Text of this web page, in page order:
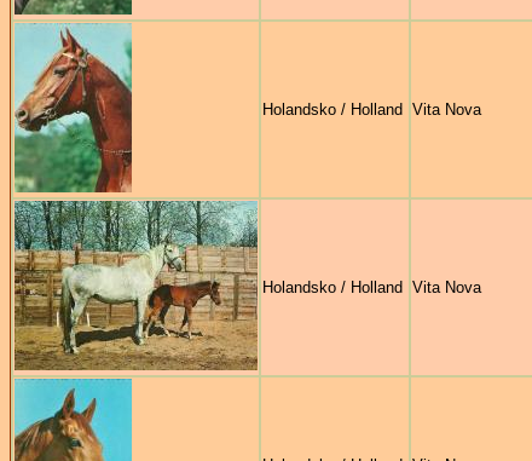
Holandsko / Holland Vita Nova
Holandsko / Holland Vita Nova